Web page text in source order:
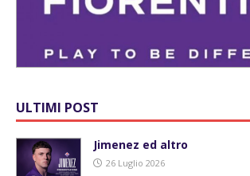
ULTIMI POST
Jimenez ed altro
26 Luglio 2026